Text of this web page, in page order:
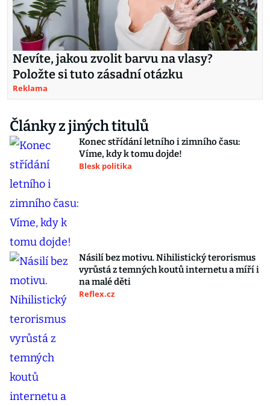
Nevíte, jakou zvolit barvu na vlasy?
Položte si tuto zásadní otázku
Reklama
Články z jiných titulů
Konec střídání letního i zimního času:
Víme, kdy k tomu dojde!
Blesk politika
Násilí bez motivu. Nihilistický terorismus
vyrůstá z temných koutů internetu a míří i
na malé děti
Reflex.cz